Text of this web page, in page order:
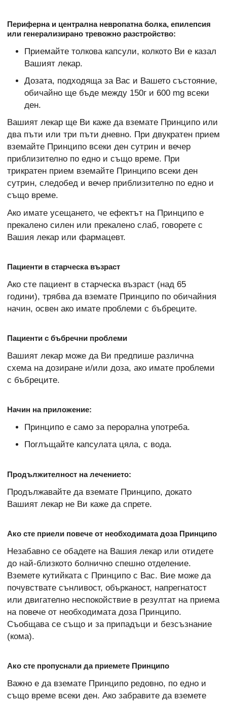
Периферна и централна невропатна болка, епилепсия
или генерализирано тревожно разстройство:
Приемайте толкова капсули, колкото Ви е казал
Вашият лекар.
Дозата, подходяща за Вас и Вашето състояние,
обичайно ще бъде между 150г и 600 mg всеки
ден.
Вашият лекар ще Ви каже да вземате Принципо или
два пъти или три пъти дневно. При двукратен прием
вземайте Принципо всеки ден сутрин и вечер
приблизително по едно и също време. При
трикратен прием вземайте Принципо всеки ден
сутрин, следобед и вечер приблизително по едно и
също време.
Ако имате усещането, че ефектът на Принципо е
прекалено силен или прекалено слаб, говорете с
Вашия лекар или фармацевт.
Пациенти в старческа възраст
Ако сте пациент в старческа възраст (над 65
години), трябва да вземате Принципо по обичайния
начин, освен ако имате проблеми с бъбреците.
Пациенти с бъбречни проблеми
Вашият лекар може да Ви предпише различна
схема на дозиране и/или доза, ако имате проблеми
с бъбреците.
Начин на приложение:
Принципо е само за перорална употреба.
Поглъщайте капсулата цяла, с вода.
Продължителност на лечението:
Продължавайте да вземате Принципо, докато
Вашият лекар не Ви каже да спрете.
Ако сте приели повече от необходимата доза Принципо
Незабавно се обадете на Вашия лекар или отидете
до най-близкото болнично спешно отделение.
Вземете кутийката с Принципо с Вас. Вие може да
почувствате сънливост, обърканост, напрегнатост
или двигателно неспокойствие в резултат на приема
на повече от необходимата доза Принципо.
Съобщава се също и за припадъци и безсъзнание
(кома).
Ако сте пропуснали да приемете Принципо
Важно е да вземате Принципо редовно, по едно и
също време всеки ден. Ако забравите да вземете